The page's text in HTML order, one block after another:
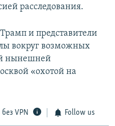
расследования.
и представители
вокруг возможных
нынешней
«охотой на
VPN Follow us